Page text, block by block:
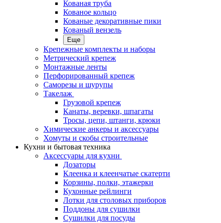
Кованая труба
Кованое кольцо
Кованые декоративные пики
Кованый вензель
Еще
Крепежные комплекты и наборы
Метрический крепеж
Монтажные ленты
Перфорированный крепеж
Саморезы и шурупы
Такелаж
Грузовой крепеж
Канаты, веревки, шпагаты
Тросы, цепи, штанги, крюки
Химические анкеры и аксессуары
Хомуты и скобы строительные
Кухни и бытовая техника
Аксессуары для кухни
Дозаторы
Клеенка и клеенчатые скатерти
Корзины, полки, этажерки
Кухонные рейлинги
Лотки для столовых приборов
Поддоны для сушилки
Сушилки для посуды